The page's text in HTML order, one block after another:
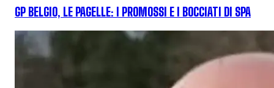
GP BELGIO, LE PAGELLE: I PROMOSSI E I BOCCIATI DI SPA